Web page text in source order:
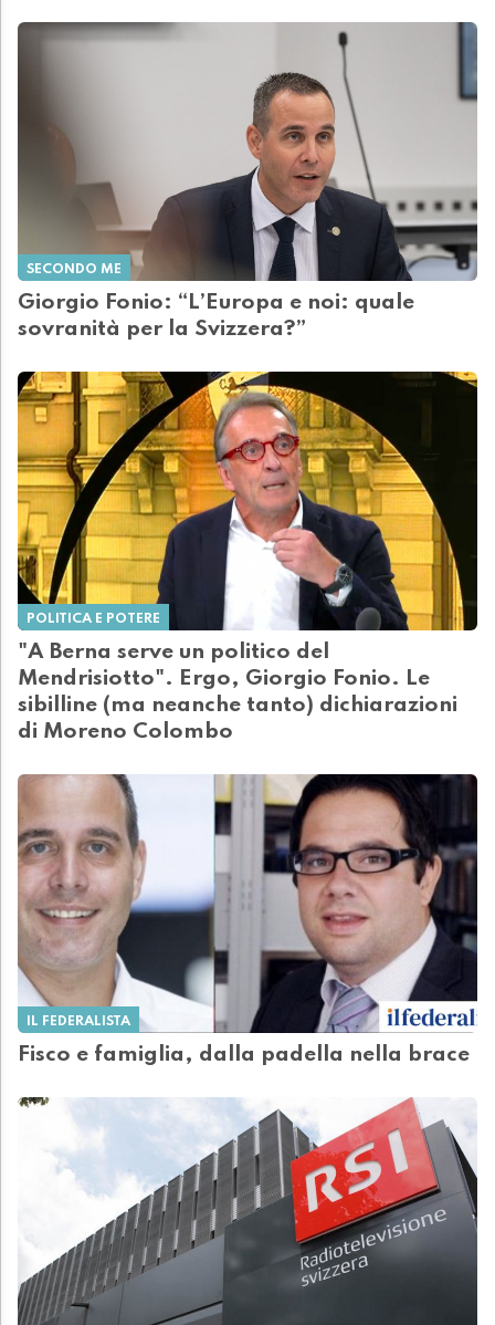
SECONDO ME
Giorgio Fonio: “L’Europa e noi: quale
sovranità per la Svizzera?”
POLITICA E POTERE
"A Berna serve un politico del
Mendrisiotto". Ergo, Giorgio Fonio. Le
sibilline (ma neanche tanto) dichiarazioni
di Moreno Colombo
IL FEDERALISTA
Fisco e famiglia, dalla padella nella brace